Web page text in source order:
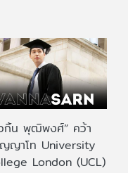
กิ้น พุฒิพงศ์” คว้า
ญาโท University
London (UCL)